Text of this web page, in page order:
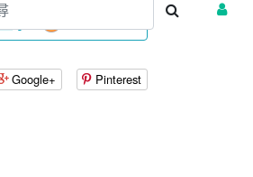
學...
Google+ Pinterest